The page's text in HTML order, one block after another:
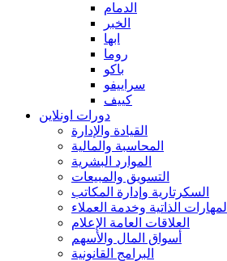
الدمام
الخبر
ابها
روما
باكو
سراييفو
كييف
دورات اونلاين
القيادة والإدارة
المحاسبة والمالية
الموارد البشرية
التسويق والمبيعات
السكرتارية وإدارة المكاتب
المهارات الذاتية وخدمة العملاء
العلاقات العامة الإعلام
أسواق المال والأسهم
البرامج القانونية